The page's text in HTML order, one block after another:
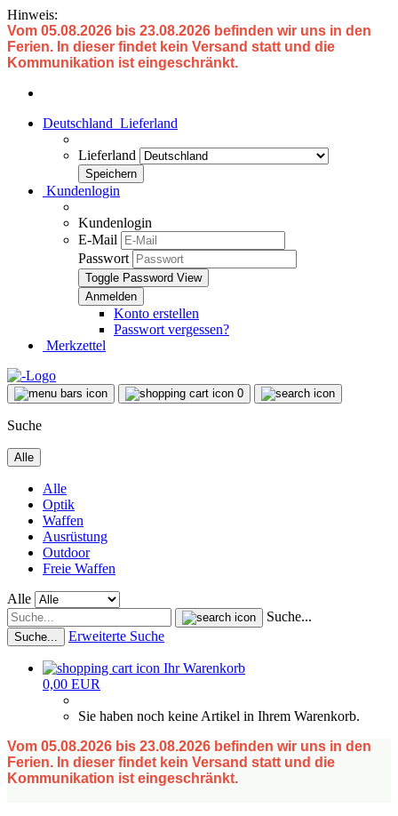
Hinweis:
Vom 05.08.2026 bis 23.08.2026 befinden wir uns in den
Ferien. In dieser findet kein Versand statt und die
Kommunikation ist eingeschränkt.
Deutschland Lieferland
Lieferland
Kundenlogin
Kundenlogin
E-Mail
Passwort
Toggle Password View
Konto erstellen
Passwort vergessen?
Merkzettel
0
Suche
Alle
Alle
Optik
Waffen
Ausrüstung
Outdoor
Freie Waffen
Alle
Suche...
Suche... Erweiterte Suche
Ihr Warenkorb
0,00 EUR
Sie haben noch keine Artikel in Ihrem Warenkorb.
Vom 05.08.2026 bis 23.08.2026 befinden wir uns in den
Ferien. In dieser findet kein Versand statt und die
Kommunikation ist eingeschränkt.